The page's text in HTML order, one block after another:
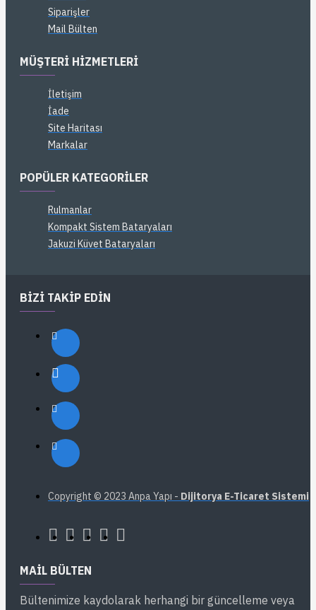
Siparişler
Mail Bülten
MÜŞTERI HIZMETLERI
İletişim
İade
Site Haritası
Markalar
POPÜLER KATEGORILER
Rulmanlar
Kompakt Sistem Bataryaları
Jakuzi Küvet Bataryaları
BIZI TAKIP EDIN
Copyright © 2023 Anpa Yapı - Dijitorya E-Ticaret Sistemi
MAIL BÜLTEN
Bültenimize kaydolarak herhangi bir güncelleme veya